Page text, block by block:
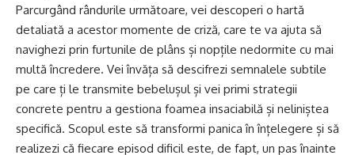
Parcurgând rândurile următoare, vei descoperi o hartă
detaliată a acestor momente de criză, care te va ajuta să
navighezi prin furtunile de plâns și nopțile nedormite cu mai
multă încredere. Vei învăța să descifrezi semnalele subtile
pe care ți le transmite bebelușul și vei primi strategii
concrete pentru a gestiona foamea insaciabilă și neliniștea
specifică. Scopul este să transformi panica în înțelegere și să
realizezi că fiecare episod dificil este, de fapt, un pas înainte